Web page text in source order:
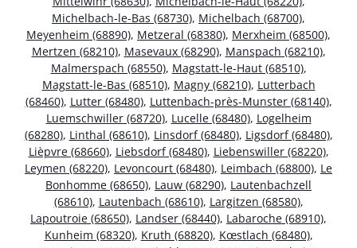
Michelbach-le-Bas (68730), Michelbach (68700),
Meyenheim (68890), Metzeral (68380), Merxheim (68500),
Mertzen (68210), Masevaux (68290), Manspach (68210),
Malmerspach (68550), Magstatt-le-Haut (68510),
Magstatt-le-Bas (68510), Magny (68210), Lutterbach
(68460), Lutter (68480), Luttenbach-près-Munster (68140),
Luemschwiller (68720), Lucelle (68480), Logelheim
(68280), Linthal (68610), Linsdorf (68480), Ligsdorf (68480),
Lièpvre (68660), Liebsdorf (68480), Liebenswiller (68220),
Leymen (68220), Levoncourt (68480), Leimbach (68800), Le
Bonhomme (68650), Lauw (68290), Lautenbachzell
(68610), Lautenbach (68610), Largitzen (68580),
Lapoutroie (68650), Landser (68440), Labaroche (68910),
Kunheim (68320), Kruth (68820), Kœstlach (68480),